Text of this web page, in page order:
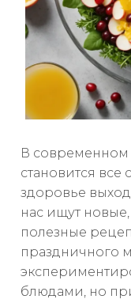
В
становится все
здоровье
нас ищут
полезные
праздничного
блюдами, но